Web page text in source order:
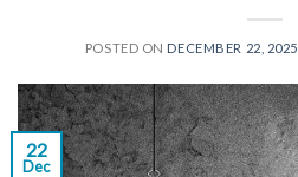
POSTED ON DECEMBER 22, 2025
22
Dec